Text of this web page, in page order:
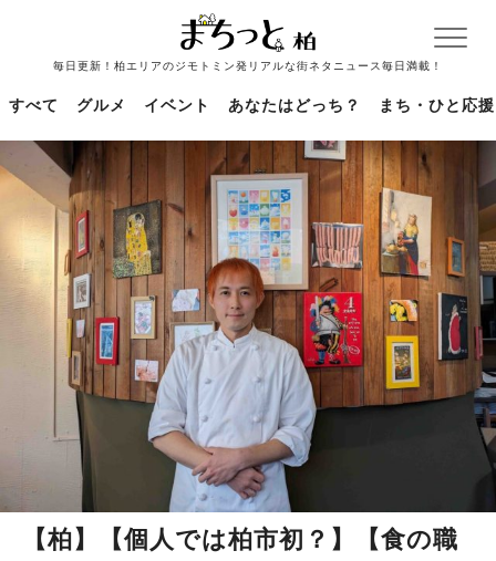
毎日更新！柏エリアのジモトミン発リアルな街ネタニュース毎日満載！
すべて グルメ イベント あなたはどっち？ まち・ひと応援
【柏】【個人では柏市初？】【食の職